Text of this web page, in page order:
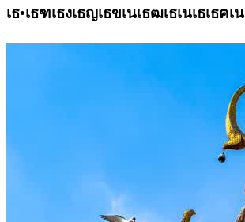
เธ•เธฑเธงเธญเธขเนเธฒเธเนเธเธฅเน